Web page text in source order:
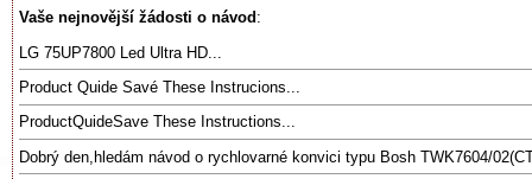
Vaše nejnovější žádosti o návod :
LG 75UP7800 Led Ultra HD...
Product Quide Savé These Instrucions...
ProductQuideSave These Instructions...
Dobrý den,hledám návod o rychlovarné konvici typu Bosh TWK7604/